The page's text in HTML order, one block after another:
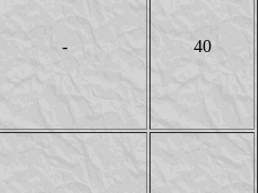
- 40